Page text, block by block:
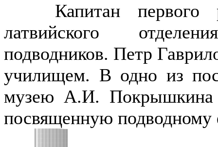
Капитан первого
латвийского
подводников. Петр
училищем. В одно из
музею А.И. Покрышкина
посвященную подводному